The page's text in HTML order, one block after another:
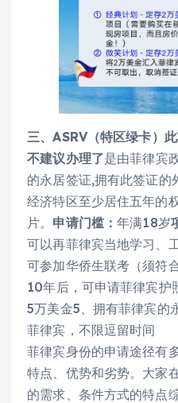
三、ASRV（特区绿卡）
不建议办理了是由菲律宾
的永居签证,拥有此签证
经济特区至少居住五年的
片。 申请门槛：年满18岁
可以再菲律宾当地学习、
可参加华侨生联考（须符
10年后，可申请菲律宾
5万美金5、拥有菲律宾的
菲律宾，不限逗留时间
菲律宾身份的申请途径有
特点、优势和劣势。大家
的需求、条件方式的特点